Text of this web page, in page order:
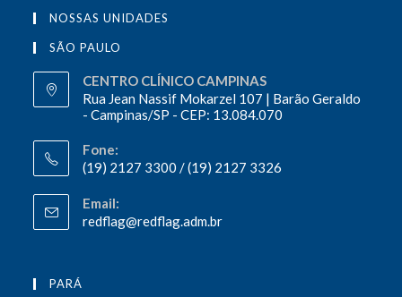
NOSSAS UNIDADES
SÃO PAULO
CENTRO CLÍNICO CAMPINAS
Rua Jean Nassif Mokarzel 107 | Barão Geraldo
- Campinas/SP - CEP: 13.084.070
Fone:
(19) 2127 3300 / (19) 2127 3326
Email:
redflag@redflag.adm.br
PARÁ